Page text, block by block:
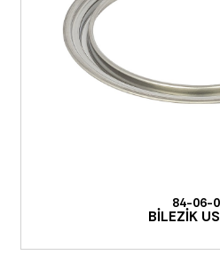
84-06-
BİLEZİK